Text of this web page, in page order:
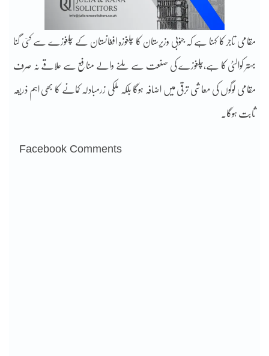
مقامی تاجر کا کہنا ہے کہ جنوبی وزیرستان کا چلغوزہ افغانستان کے چلغوزے سے کئی گنا
بہتر کوالٹی کا ہے،چلغوزے کی صنعت سے ملنے والے منافع سے علاقے نہ صرف
مقامی لوگوں کی معاشی ترقی میں اضافہ ہوگا بلکہ ملکی زرمبادلہ کمانے کا بھی اہم ذریعہ
ثابت ہوگا۔
Facebook Comments